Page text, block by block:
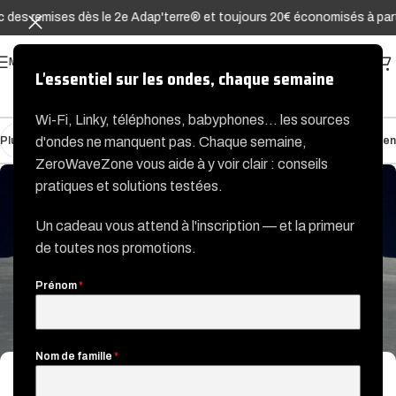
L'essentiel sur les ondes, chaque semaine
Wi-Fi, Linky, téléphones, babyphones… les sources
d'ondes ne manquent pas. Chaque semaine,
ZeroWaveZone vous aide à y voir clair : conseils
pratiques et solutions testées.
Un cadeau vous attend à l'inscription — et la primeur
de toutes nos promotions.
Prénom*
Nom de famille *
dès le 2e Adap'terre® et toujours 20€ économisés à partir
MENU
Plus récent Plus ancien